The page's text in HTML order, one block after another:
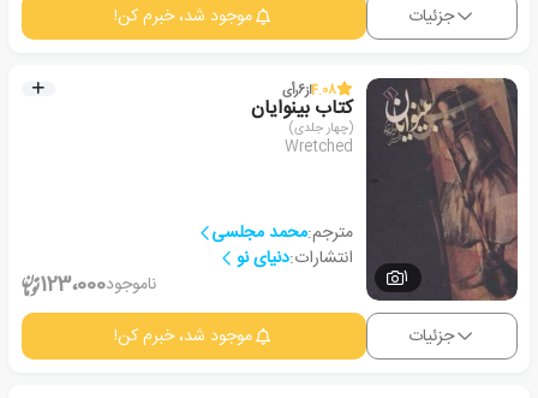
جزئیات موجود شد، خبرم کن!
1
4.08از6رأی
کتاب بینوایان
(چهار جلدی)
Wretched
مترجم:محمد مجلسی
انتشارات:دنیای نو
ناموجود123،000
جزئیات موجود شد، خبرم کن!